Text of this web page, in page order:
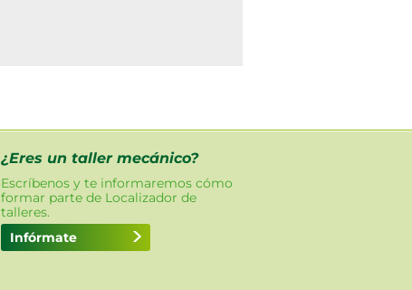
¿Eres un taller mecánico?
Escríbenos y te informaremos cómo
formar parte de Localizador de
talleres.
Infórmate